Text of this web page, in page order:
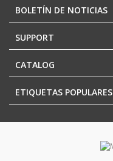
BOLETÍN DE NOTICIAS
SUPPORT
CATALOG
ETIQUETAS POPULARES